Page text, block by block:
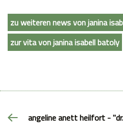
zu weiteren news von janina
zur vita von janina isabell batoly
angeline anett heilfort -